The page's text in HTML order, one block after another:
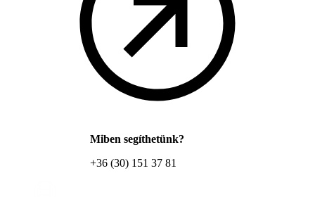
Miben segíthetünk?
+36 (30) 151 37 81